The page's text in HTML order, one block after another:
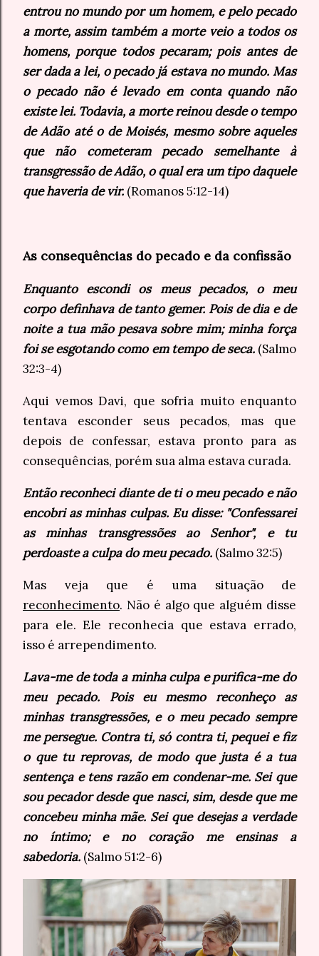
entrou no mundo por um homem, e pelo pecado
a morte, assim também a morte veio a todos os
homens, porque todos pecaram; pois antes de
ser dada a lei, o pecado já estava no mundo. Mas
o pecado não é levado em conta quando não
existe lei. Todavia, a morte reinou desde o tempo
de Adão até o de Moisés, mesmo sobre aqueles
que não cometeram pecado semelhante à
transgressão de Adão, o qual era um tipo daquele
que haveria de vir. (Romanos 5:12-14)
As consequências do pecado e da confissão
Enquanto escondi os meus pecados, o meu
corpo definhava de tanto gemer. Pois de dia e de
noite a tua mão pesava sobre mim; minha força
foi se esgotando como em tempo de seca.(Salmo
32:3-4)
Aqui vemos Davi, que sofria muito enquanto
tentava esconder seus pecados, mas que
depois de confessar, estava pronto para as
consequências, porém sua alma estava curada.
Então reconheci diante de ti o meu pecado e não
encobri as minhas culpas. Eu disse: "Confessarei
as minhas transgressões ao Senhor", e tu
perdoaste a culpa do meu pecado. (Salmo 32:5)
Mas veja que é uma situação de
reconhecimento. Não é algo que alguém disse
para ele. Ele reconhecia que estava errado,
isso é arrependimento.
Lava-me de toda a minha culpa e purifica-me do
meu pecado. Pois eu mesmo reconheço as
minhas transgressões, e o meu pecado sempre
me persegue. Contra ti, só contra ti, pequei e fiz
o que tu reprovas, de modo que justa é a tua
sentença e tens razão em condenar-me. Sei que
sou pecador desde que nasci, sim, desde que me
concebeu minha mãe. Sei que desejas a verdade
no íntimo; e no coração me ensinas a
sabedoria. (Salmo 51:2-6)